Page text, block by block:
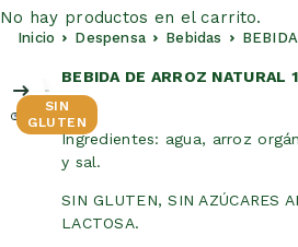
No hay productos en el carrito.
Inicio Despensa Bebidas
SIN
GLUTEN
BEBIDA DE ARROZ NATURAL
Ingredientes: agua, arroz
y sal.
SIN GLUTEN, SIN AZÚCARES
LACTOSA.